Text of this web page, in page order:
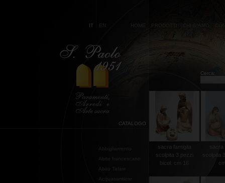
IT EN HOME PRODOTTI CHI SIAMO
Cerca:
CATALOGO
Abbigliamento
Abito francescano
Abito Talare
Acquasantiere
sacra famiglia
scolpita 3 pezzi
bicol. cm 16
scolpita